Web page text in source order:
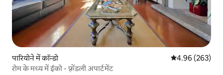
पारियोने में कॉन्डो औसत रेटिंग 5 में से
4.96 (263)
रोम के मध्य में ईको - फ़्रेंडली अपार्टमेंट